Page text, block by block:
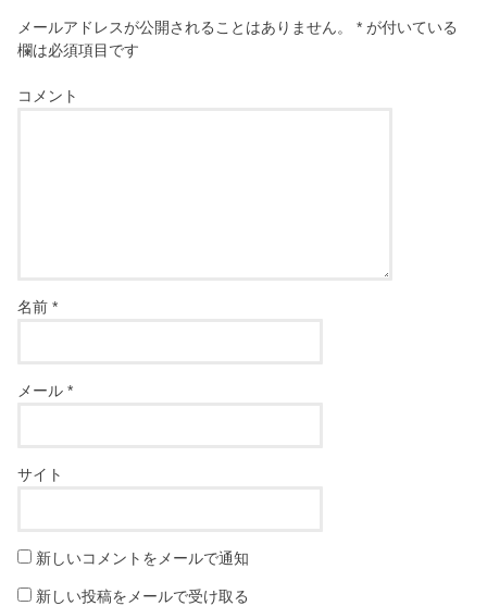
メールアドレスが公開されることはありません。 * が付いている
欄は必須項目です
コメント
名前*
メール*
サイト
新しいコメントをメールで通知
新しい投稿をメールで受け取る